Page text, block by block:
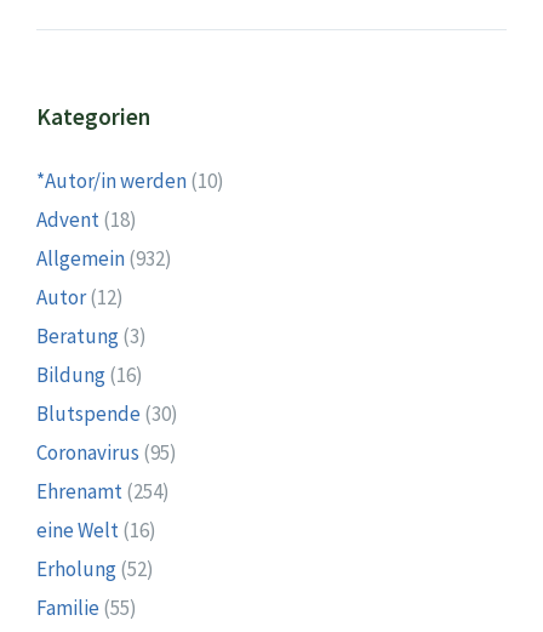
Kategorien
*Autor/in werden(10)
Advent(18)
Allgemein(932)
Autor(12)
Beratung(3)
Bildung(16)
Blutspende (30)
Coronavirus (95)
Ehrenamt(254)
eine Welt(16)
Erholung(52)
Familie (55)